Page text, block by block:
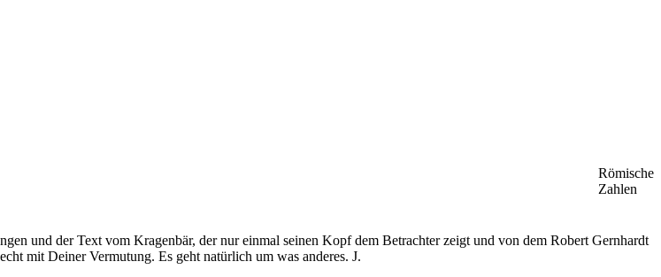
Römische
Zahlen
und der Text vom Kragenbär, der nur einmal seinen Kopf dem Betrachter zeigt und von dem Robert Gernhardt
mit Deiner Vermutung. Es geht natürlich um was anderes. J.